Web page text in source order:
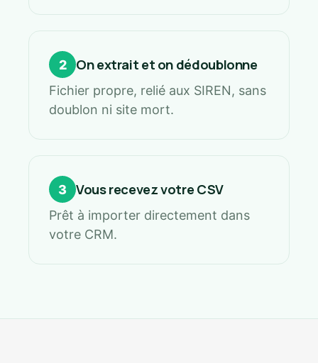
2 On extrait et on dédoublonne
Fichier propre, relié aux SIREN, sans
doublon ni site mort.
3 Vous recevez votre CSV
Prêt à importer directement dans
votre CRM.